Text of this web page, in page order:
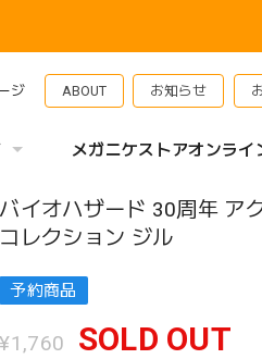
ジ ABOUT お知らせ
メガニケストアオンライ
バイオハザード 30周年 ア
コレクション ジル
予約商品
¥1,760 SOLD OUT